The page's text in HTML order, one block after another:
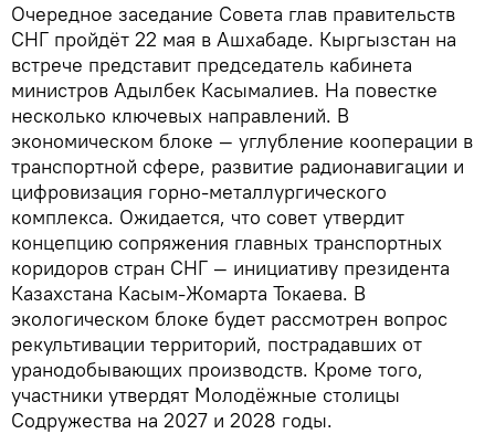
Очередное заседание Совета глав правительств
СНГ пройдёт 22 мая в Ашхабаде. Кыргызстан на
встрече представит председатель кабинета
министров Адылбек Касымалиев. На повестке
несколько ключевых направлений. В
экономическом блоке — углубление кооперации в
транспортной сфере, развитие радионавигации и
цифровизация горно-металлургического
комплекса. Ожидается, что совет утвердит
концепцию сопряжения главных транспортных
коридоров стран СНГ — инициативу президента
Казахстана Касым-Жомарта Токаева. В
экологическом блоке будет рассмотрен вопрос
рекультивации территорий, пострадавших от
уранодобывающих производств. Кроме того,
участники утвердят Молодёжные столицы
Содружества на 2027 и 2028 годы.